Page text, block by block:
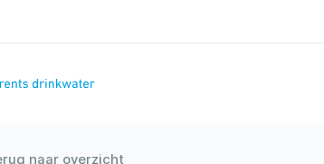
naar overzicht